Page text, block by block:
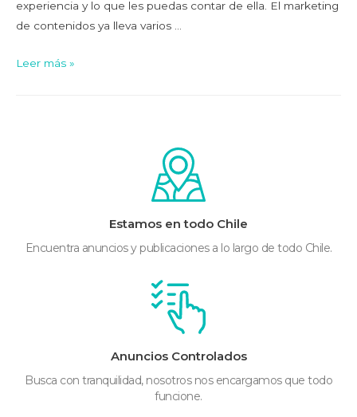
experiencia y lo que les puedas contar de ella. El marketing
de contenidos ya lleva varios …
Leer más »
Estamos en todo Chile
Encuentra anuncios y publicaciones a lo largo de todo Chile.
Anuncios Controlados
Busca con tranquilidad, nosotros nos encargamos que todo
funcione.